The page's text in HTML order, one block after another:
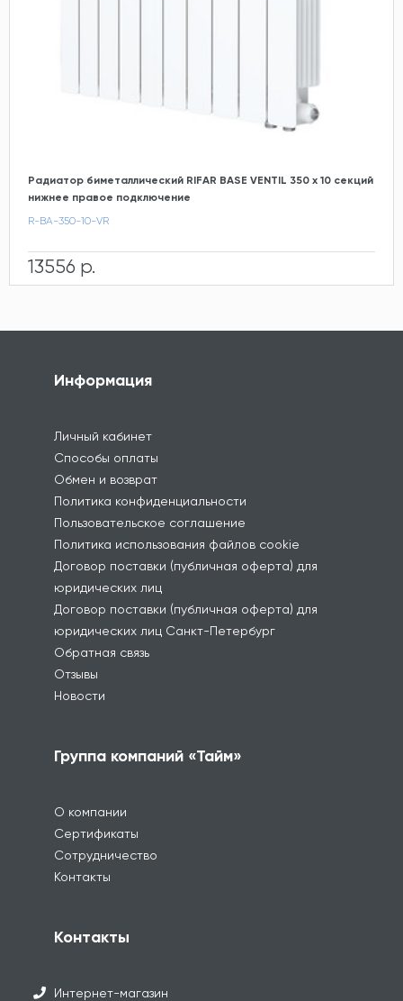
Радиатор биметаллический RIFAR BASE VENTIL 350 х 10 секций
нижнее правое подключение
R-BA-350-10-VR
13556 р.
Информация
Личный кабинет
Способы оплаты
Обмен и возврат
Политика конфиденциальности
Пользовательское соглашение
Политика использования файлов cookie
Договор поставки (публичная оферта) для
юридических лиц
Договор поставки (публичная оферта) для
юридических лиц Санкт-Петербург
Обратная связь
Отзывы
Новости
Группа компаний «Тайм»
О компании
Сертификаты
Сотрудничество
Контакты
Контакты
Интернет-магазин